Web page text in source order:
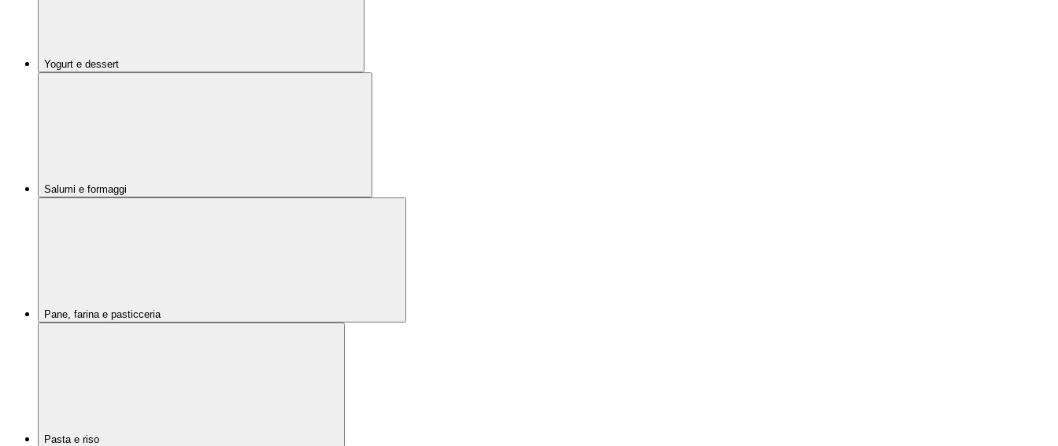
Yogurt e dessert
Salumi e formaggi
Pane, farina e pasticceria
Pasta e riso